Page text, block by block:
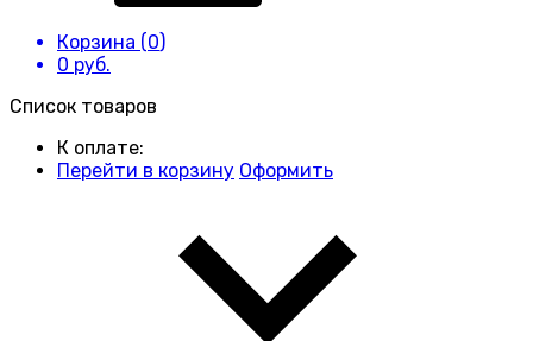
Корзина (0)
0 руб.
Список товаров
К оплате:
Перейти в корзину Оформить